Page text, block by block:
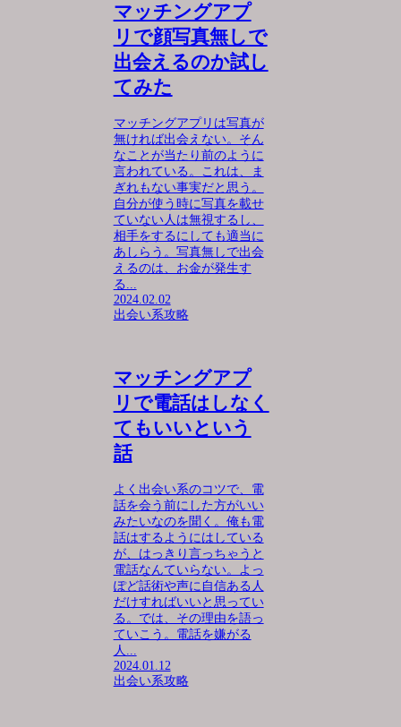
マッチングアプ
リで顔写真無しで
出会えるのか試し
てみた
マッチングアプリは写真が
無ければ出会えない。そん
なことが当たり前のように
言われている。これは、ま
ぎれもない事実だと思う。
自分が使う時に写真を載せ
ていない人は無視するし、
相手をするにしても適当に
あしらう。写真無しで出会
えるのは、お金が発生す
る...
2024.02.02
出会い系攻略
マッチングアプ
リで電話はしなく
てもいいという
話
よく出会い系のコツで、電
話を会う前にした方がいい
みたいなのを聞く。俺も電
話はするようにはしている
が、はっきり言っちゃうと
電話なんていらない。よっ
ぽど話術や声に自信ある人
だけすればいいと思ってい
る。では、その理由を語っ
ていこう。電話を嫌がる
人...
2024.01.12
出会い系攻略